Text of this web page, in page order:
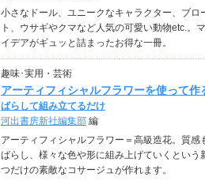
小さなドール、ユニークなキャラクター、ブロ
ト、ウサギやクマなど人気の可愛い動物etc.。
イデアがギュッと詰まったお得な一冊。
趣味･実用・芸術
アーティフィシャルフラワーを使って作
ばらして組み立てるだけ
河出書房新社編集部 編
アーティフィシャルフラワー＝高級造花。質感
ばらし、様々な色や形に組み上げていくという
つだけの素敵なコサージュが作れます。